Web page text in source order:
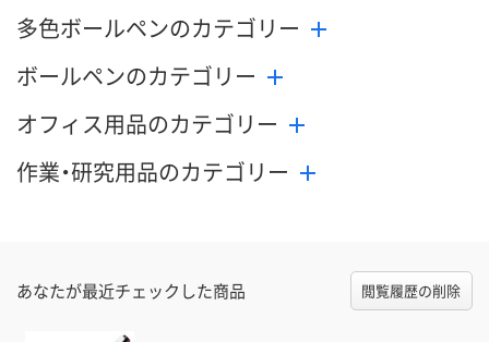
多色ボールペンのカテゴリー
ボールペンのカテゴリー
オフィス用品のカテゴリー
作業・研究用品のカテゴリー
あなたが最近チェックした商品 閲覧履歴の削除